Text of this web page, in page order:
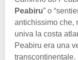
Peabiru” o
antichissimo che,
univa la costa
Peabiru era una